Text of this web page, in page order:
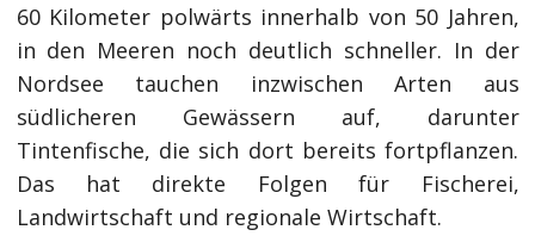
60 Kilometer polwärts innerhalb von 50 Jahren,
in den Meeren noch deutlich schneller. In der
Nordsee tauchen inzwischen Arten aus
südlicheren Gewässern auf, darunter
Tintenfische, die sich dort bereits fortpflanzen.
Das hat direkte Folgen für Fischerei,
Landwirtschaft und regionale Wirtschaft.